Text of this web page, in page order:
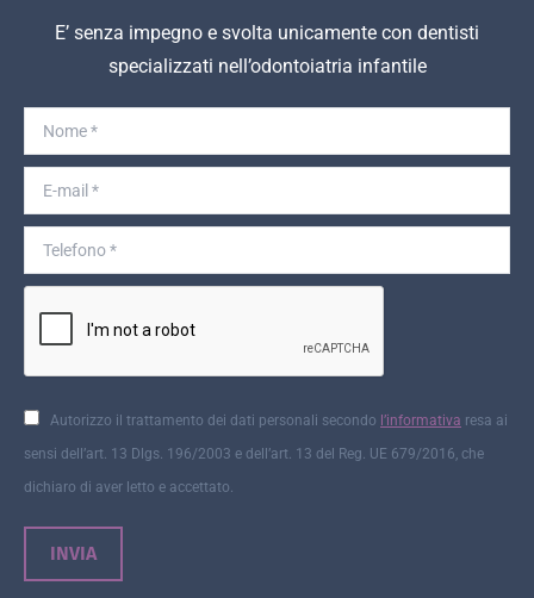
E’ senza impegno e svolta unicamente con dentisti
specializzati nell’odontoiatria infantile
Nome *
E-mail *
Telefono *
Autorizzo il trattamento dei dati personali secondo l’informativa resa ai
sensi dell’art. 13 Dlgs. 196/2003 e dell’art. 13 del Reg. UE 679/2016, che
dichiaro di aver letto e accettato.
INVIA